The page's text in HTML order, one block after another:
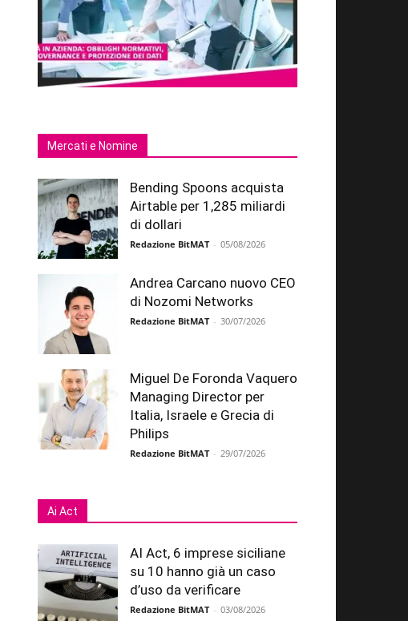
Mercati e Nomine
Bending Spoons acquista
Airtable per 1,285 miliardi
di dollari
Redazione BitMAT - 05/08/2026
Andrea Carcano nuovo CEO
di Nozomi Networks
Redazione BitMAT - 30/07/2026
Miguel De Foronda Vaquero
Managing Director per
Italia, Israele e Grecia di
Philips
Redazione BitMAT - 29/07/2026
Ai Act
AI Act, 6 imprese siciliane
su 10 hanno già un caso
d’uso da verificare
Redazione BitMAT - 03/08/2026